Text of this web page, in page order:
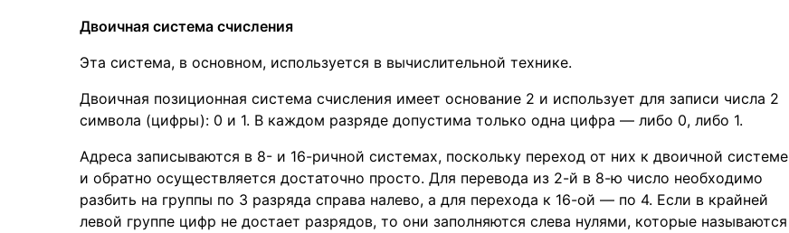
Двоичная система счисления
Эта система, в основном, используется в вычислительной технике.
Двоичная позиционная система счисления имеет основание 2 и использует для записи числа 2
символа (цифры): 0 и 1. В каждом разряде допустима только одна цифра — либо 0, либо 1.
Адреса записываются в 8- и 16-ричной системах, поскольку переход от них к двоичной системе
и обратно осуществляется достаточно просто. Для перевода из 2-й в 8-ю число необходимо
разбить на группы по 3 разряда справа налево, а для перехода к 16-ой — по 4. Если в крайней
левой группе цифр не достает разрядов, то они заполняются слева нулями, которые называются